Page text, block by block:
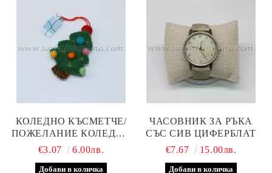
КОЛЕДНО КЪСМЕТЧЕ/
ПОЖЕЛАНИЕ КОЛЕДНА
ЕЛХА ОТ ФИЛЦ
€3.07 6.00лв.
ЧАСОВНИК ЗА РЪКА
СЪС СИВ ЦИФЕРБЛАТ
€7.67
15.00лв.